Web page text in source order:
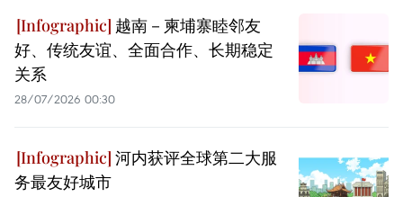
越南－柬埔寨睦邻友
好、传统友谊、全面合作、长期稳定
关系
28/07/2026 00:30
河内获评全球第二大服
务最友好城市